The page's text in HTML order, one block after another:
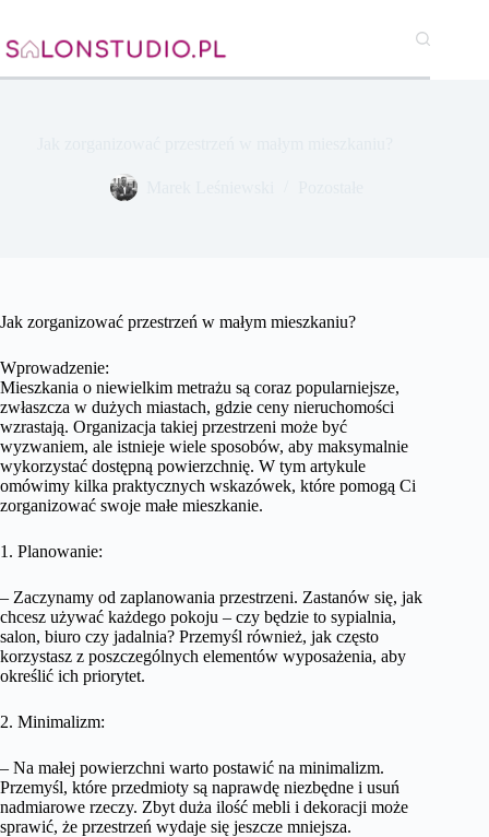
treści
Jak zorganizować przestrzeń w małym mieszkaniu?
Wprowadzenie:
Mieszkania o niewielkim metrażu są coraz popularniejsze,
zwłaszcza w dużych miastach, gdzie ceny nieruchomości
wzrastają. Organizacja takiej przestrzeni może być
wyzwaniem, ale istnieje wiele sposobów, aby maksymalnie
wykorzystać dostępną powierzchnię. W tym artykule
omówimy kilka praktycznych wskazówek, które pomogą Ci
zorganizować swoje małe mieszkanie.
1. Planowanie:
– Zaczynamy od zaplanowania przestrzeni. Zastanów się, jak
chcesz używać każdego pokoju – czy będzie to sypialnia,
salon, biuro czy jadalnia? Przemyśl również, jak często
korzystasz z poszczególnych elementów wyposażenia, aby
określić ich priorytet.
2. Minimalizm:
– Na małej powierzchni warto postawić na minimalizm.
Przemyśl, które przedmioty są naprawdę niezbędne i usuń
nadmiarowe rzeczy. Zbyt duża ilość mebli i dekoracji może
sprawić, że przestrzeń wydaje się jeszcze mniejsza.